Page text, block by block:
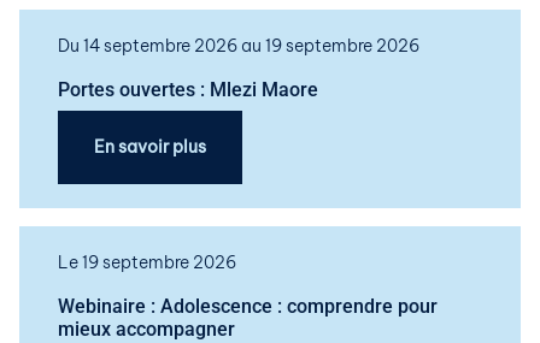
Du 14 septembre 2026 au 19 septembre 2026
Portes ouvertes : Mlezi Maore
En savoir plus
Le 19 septembre 2026
Webinaire : Adolescence : comprendre pour
mieux accompagner